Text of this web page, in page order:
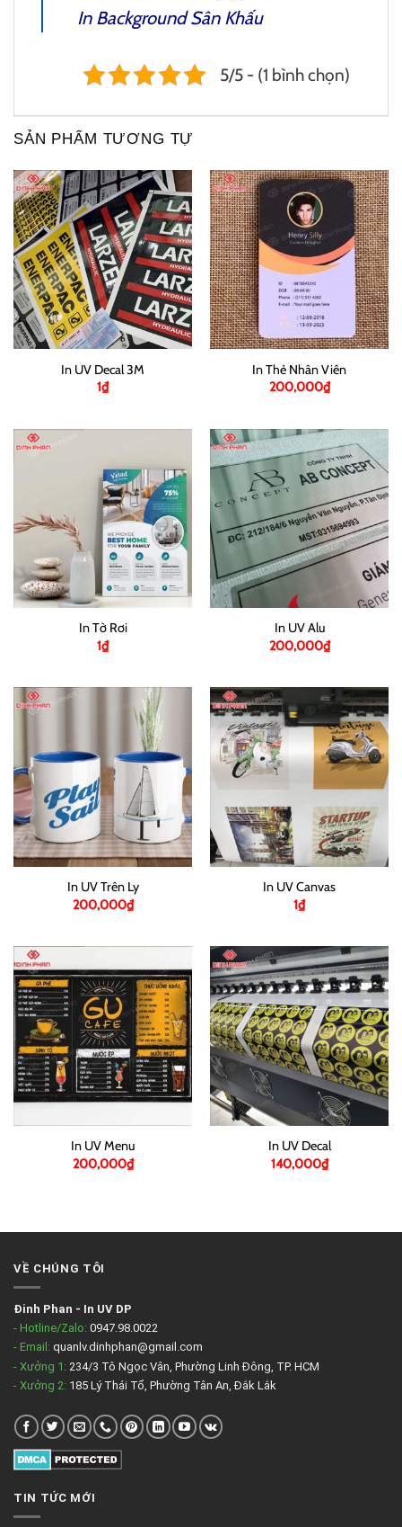
In Background Sân Khấu
5/5 - (1 bình chọn)
SẢN PHẨM TƯƠNG TỰ
In UV Decal 3M
1₫
In Thẻ Nhân Viên
200,000₫
In Tờ Rơi
1₫
In UV Alu
200,000₫
In UV Trên Ly
200,000₫
In UV Canvas
1₫
In UV Menu
200,000₫
In UV Decal
140,000₫
VỀ CHÚNG TÔI
Đinh Phan - In UV DP
- Hotline/Zalo: 0947.98.0022
- Email: quanlv.dinhphan@gmail.com
- Xưởng 1: 234/3 Tô Ngọc Vân, Phường Linh Đông, TP. HCM
- Xưởng 2: 185 Lý Thái Tổ, Phường Tân An, Đắk Lắk
TIN TỨC MỚI